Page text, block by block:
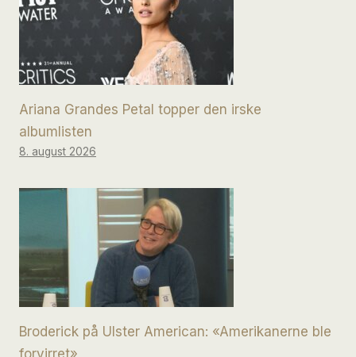
Ariana Grandes Petal topper den irske
albumlisten
8. august 2026
Broderick på Ulster American: «Amerikanerne ble